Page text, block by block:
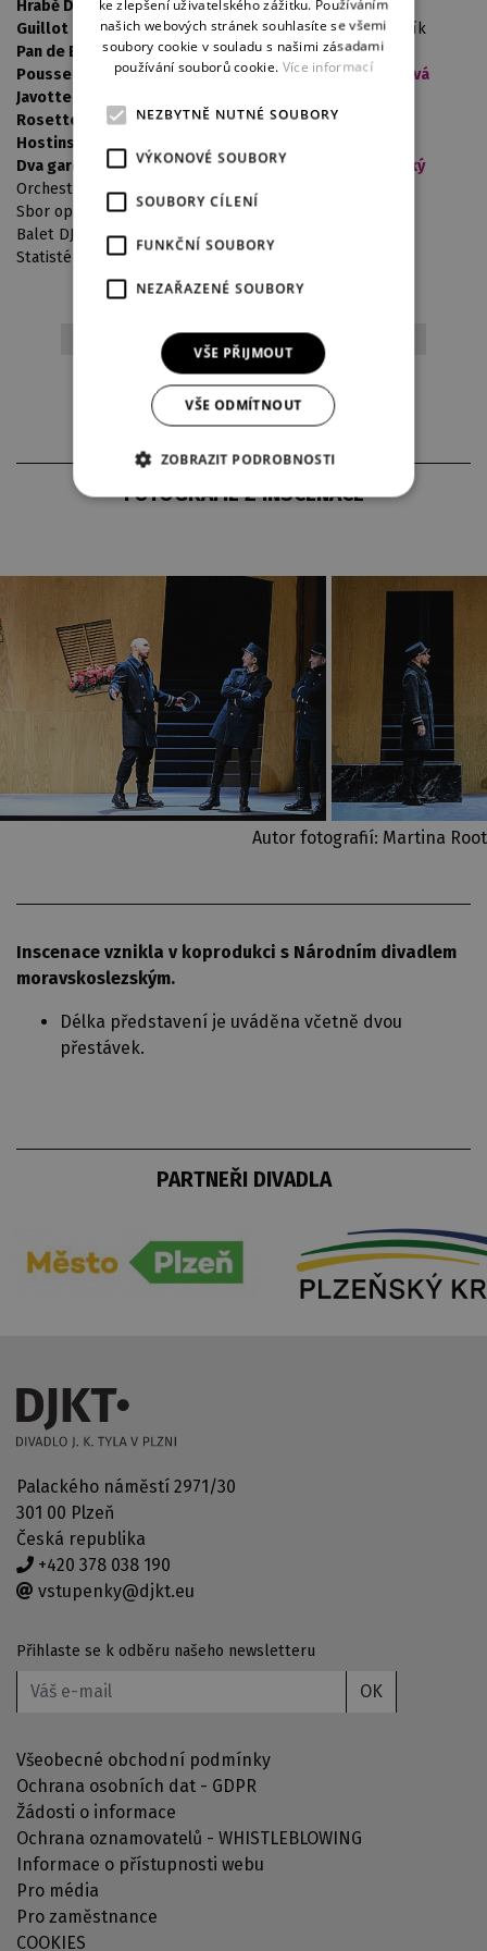
Hrabě Des Grieux: Miloš Horák /František Zahradníček
Guillot de Mortfontaine: Jan Maria Hájek/ Peter Svetlík
Pan de Brétigny: Robin Červinek / Daniel Kfelíř
Poussette:
Zuzana Koś Kopřivová/ Radka Sehnoutková
Javotte:
Rosette:
Jana Foff Tetourová/ Jana Piorecká
Hostinský:
Dva gardisté: Batsuuri Tsend-Ayush /
Martin Švimberský
Orchestr opery DJKT
Sbor opery DJKT
Balet DJKT
Statisté
německé titulky
české titulky
originální znění
poslední reprízy
FOTOGRAFIE Z INSCENACE
Autor fotografií: Martina Root
Inscenace vznikla v koprodukci s Národním divadlem
moravskoslezským.
Délka představení je uváděna včetně dvou
přestávek.
PARTNEŘI DIVADLA
Palackého náměstí 2971/30
301 00 Plzeň
Česká republika
+420 378 038 190
vstupenky@djkt.eu
Přihlaste se k odběru našeho newsletteru
OK
Všeobecné obchodní podmínky
Ochrana osobních dat - GDPR
Žádosti o informace
Ochrana oznamovatelů - WHISTLEBLOWING
Informace o přístupnosti webu
Pro média
Pro zaměstnance
COOKIES
GERMAN
ke zlepšení uživatelského zážitku. Používáním
našich webových stránek souhlasíte se všemi
soubory cookie v souladu s našimi zásadami
používání souborů cookie. Více informací
NEZBYTNĚ NUTNÉ SOUBORY
VÝKONOVÉ SOUBORY
SOUBORY CÍLENÍ
FUNKČNÍ SOUBORY
NEZAŘAZENÉ SOUBORY
VŠE PŘIJMOUT
VŠE ODMÍTNOUT
ZOBRAZIT PODROBNOSTI